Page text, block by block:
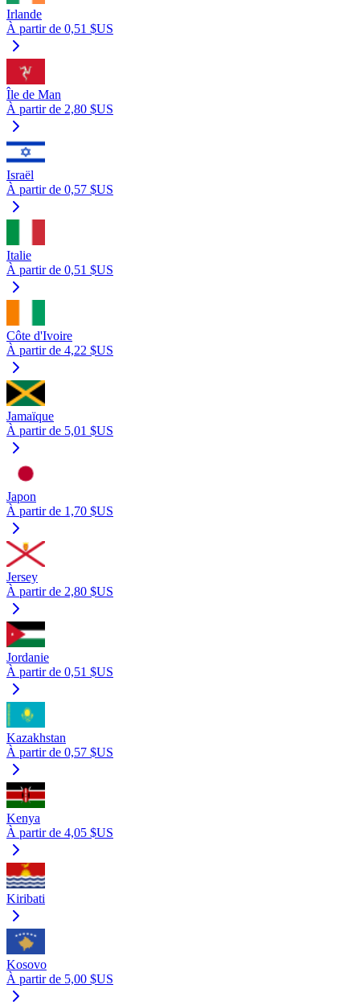
Irlande
À partir de 0,51 $US
Île de Man
À partir de 2,80 $US
Israël
À partir de 0,57 $US
Italie
À partir de 0,51 $US
Côte d'Ivoire
À partir de 4,22 $US
Jamaïque
À partir de 5,01 $US
Japon
À partir de 1,70 $US
Jersey
À partir de 2,80 $US
Jordanie
À partir de 0,51 $US
Kazakhstan
À partir de 0,57 $US
Kenya
À partir de 4,05 $US
Kiribati
Kosovo
À partir de 5,00 $US